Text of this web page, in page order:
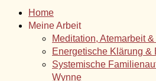
Home
Meine Arbeit
Meditation, Atemarbeit &
Energetische Klärung &
Systemische
Wynne